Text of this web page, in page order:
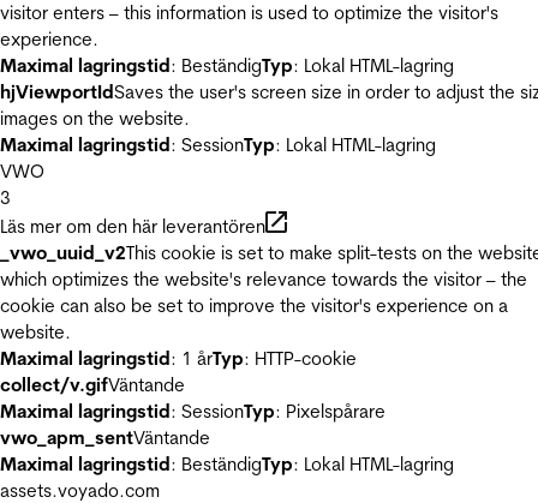
visitor enters – this information is used to optimize the visitor's
experience.
Maximal lagringstid: BeständigTyp: Lokal HTML-lagring
hjViewportIdSaves the user's screen size in order to adjust the
images on the website.
Maximal lagringstid: SessionTyp: Lokal HTML-lagring
VWO
3
Läs mer om den här leverantören
_vwo_uuid_v2This cookie is set to make split-tests on the
which optimizes the website's relevance towards the visitor – the
cookie can also be set to improve the visitor's experience on a
website.
Maximal lagringstid: 1 årTyp: HTTP-cookie
collect/v.gifVäntande
Maximal lagringstid: SessionTyp: Pixelspårare
vwo_apm_sentVäntande
Maximal lagringstid: BeständigTyp: Lokal HTML-lagring
assets.voyado.com